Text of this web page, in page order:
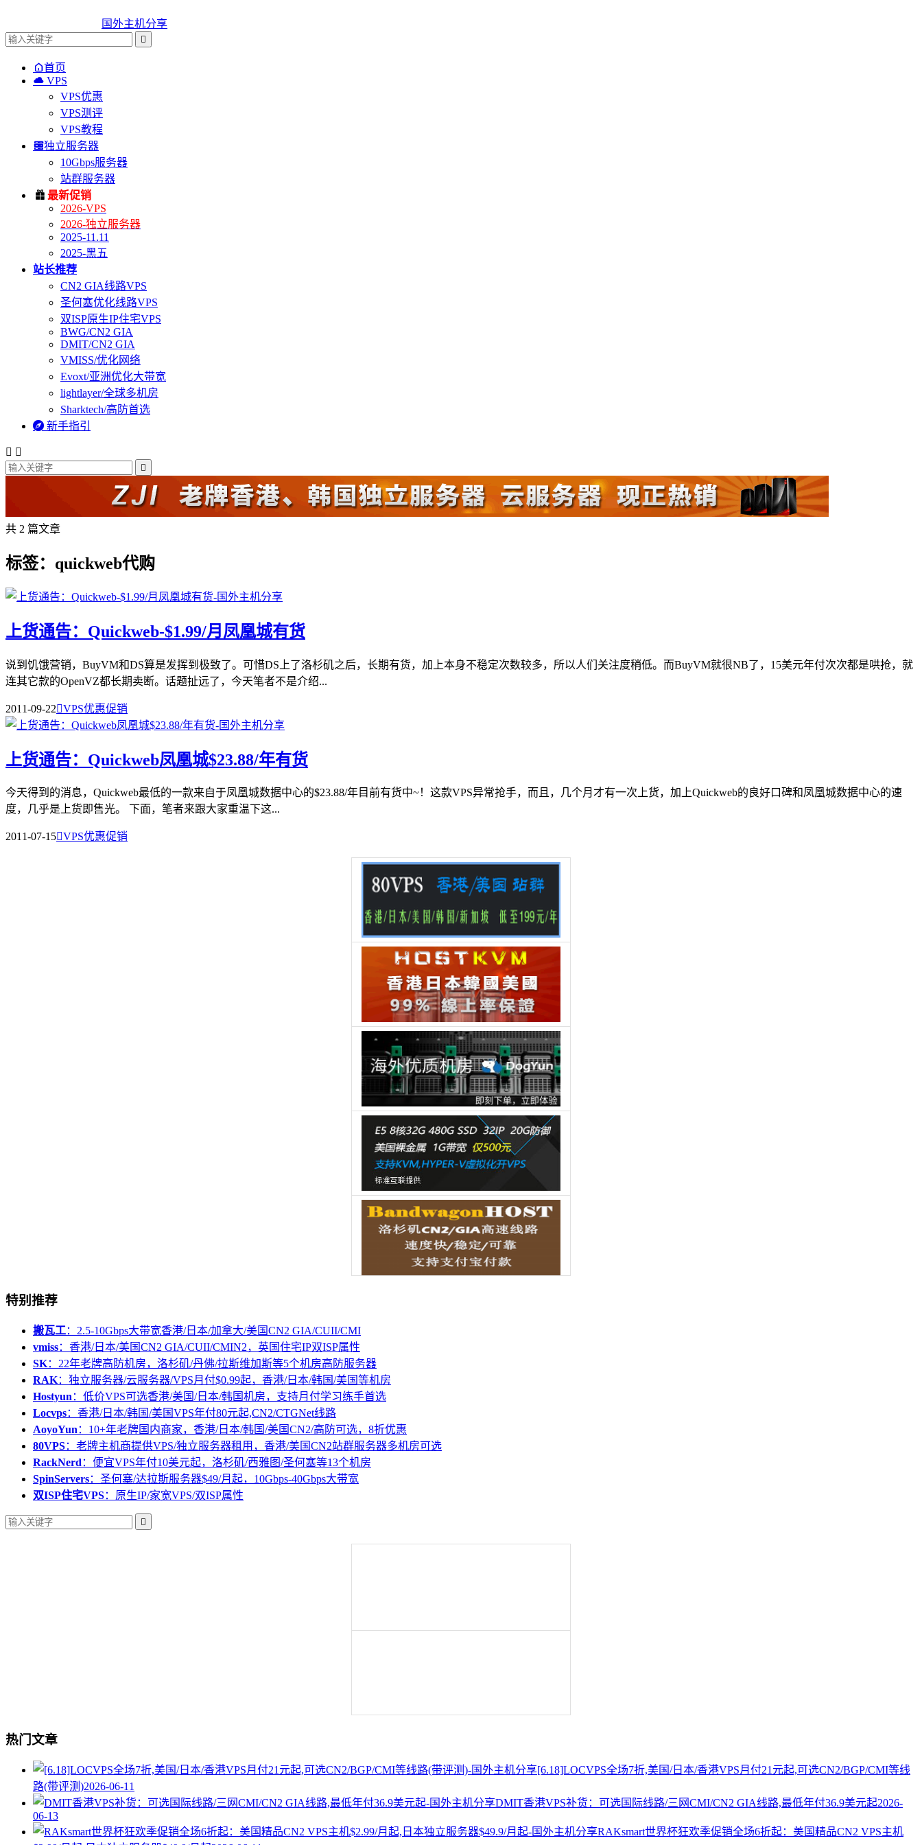
国外主机分享

首页
 VPS
VPS优惠
VPS测评
VPS教程
独立服务器
10Gbps服务器
站群服务器
 最新促销
2026-VPS
2026-独立服务器
2025-11.11
2025-黑五
站长推荐
CN2 GIA线路VPS
圣何塞优化线路VPS
双ISP原生IP住宅VPS
BWG/CN2 GIA
DMIT/CN2 GIA
VMISS/优化网络
Evoxt/亚洲优化大带宽
lightlayer/全球多机房
Sharktech/高防首选
 新手指引
 

共 2 篇文章
标签：quickweb代购
上货通告：Quickweb-$1.99/月凤凰城有货
说到饥饿营销，BuyVM和DS算是发挥到极致了。可惜DS上了洛杉矶之后，长期有货，加上本身不稳定次数较多，所以人们关注度稍低。而BuyVM就很NB了，15美元年付次次都是哄抢，就
连其它款的OpenVZ都长期卖断。话题扯远了，今天笔者不是介绍...
2011-09-22VPS优惠促销
上货通告：Quickweb凤凰城$23.88/年有货
今天得到的消息，Quickweb最低的一款来自于凤凰城数据中心的$23.88/年目前有货中~！这款VPS异常抢手，而且，几个月才有一次上货，加上Quickweb的良好口碑和凤凰城数据中心的速
度，几乎是上货即售光。 下面，笔者来跟大家重温下这...
2011-07-15VPS优惠促销
特别推荐
搬瓦工：2.5-10Gbps大带宽香港/日本/加拿大/美国CN2 GIA/CUII/CMI
vmiss：香港/日本/美国CN2 GIA/CUII/CMIN2，英国住宅IP双ISP属性
SK：22年老牌高防机房，洛杉矶/丹佛/拉斯维加斯等5个机房高防服务器
RAK：独立服务器/云服务器/VPS月付$0.99起，香港/日本/韩国/美国等机房
Hostyun ：低价VPS可选香港/美国/日本/韩国机房，支持月付学习练手首选
Locvps：香港/日本/韩国/美国VPS年付80元起,CN2/CTGNet线路
AoyoYun ：10+年老牌国内商家，香港/日本/韩国/美国CN2/高防可选，8折优惠
80VPS：老牌主机商提供VPS/独立服务器租用，香港/美国CN2站群服务器多机房可选
RackNerd ：便宜VPS年付10美元起，洛杉矶/西雅图/圣何塞等13个机房
SpinServers：圣何塞/达拉斯服务器$49/月起，10Gbps-40Gbps大带宽
双ISP住宅VPS：原生IP/家宽VPS/双ISP属性

热门文章
[6.18]LOCVPS全场7折,美国/日本/香港VPS月付21元起,可选CN2/BGP/CMI等线
路(带评测)2026-06-11
DMIT香港VPS补货：可选国际线路/三网CMI/CN2 GIA线路,最低年付36.9美元起2026-
06-13
RAKsmart世界杯狂欢季促销全场6折起：美国精品CN2 VPS主机